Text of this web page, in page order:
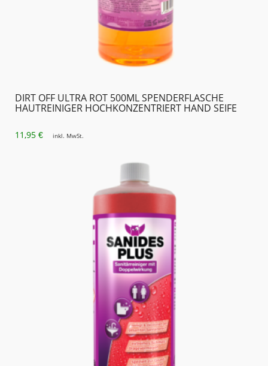
DIRT OFF ULTRA ROT 500ML SPENDERFLASCHE
HAUTREINIGER HOCHKONZENTRIERT HAND SEIFE
11,95 € inkl. MwSt.